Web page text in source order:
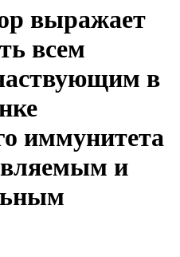
выражает
всем
в
иммунитета
и